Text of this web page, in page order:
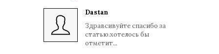
Dastan
Здравсивуйте спасибо за
статью.хотелось бы
отметит...